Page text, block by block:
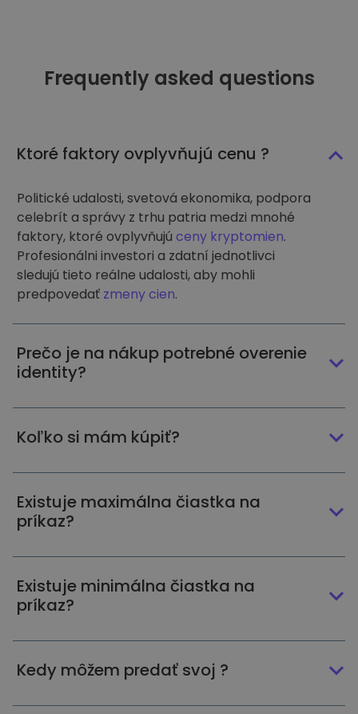
Frequently asked questions
Ktoré faktory ovplyvňujú cenu ?
Politické udalosti, svetová ekonomika, podpora
celebrít a správy z trhu patria medzi mnohé
faktory, ktoré ovplyvňujú ceny kryptomien.
Profesionálni investori a zdatní jednotlivci
sledujú tieto reálne udalosti, aby mohli
predpovedať zmeny cien.
Prečo je na nákup potrebné overenie
identity?
Koľko si mám kúpiť?
Existuje maximálna čiastka na
príkaz?
Existuje minimálna čiastka na
príkaz?
Kedy môžem predať svoj ?